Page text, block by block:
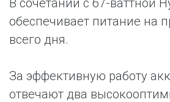
В сочетании с 67-ваттной
обеспечивает питание на
всего дня.
За эффективную работу
отвечают два